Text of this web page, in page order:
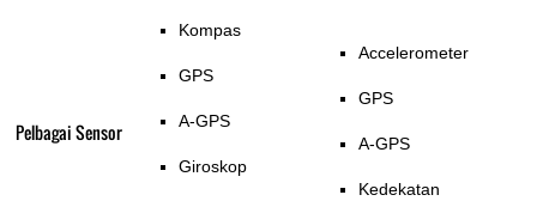
Pelbagai Sensor
Kompas
GPS
A-GPS
Giroskop
Accelerometer
GPS
A-GPS
Kedekatan